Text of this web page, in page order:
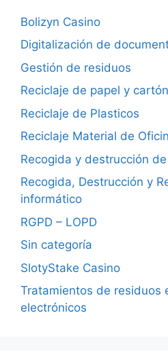
Bolizyn Casino
Digitalización de
Gestión de residuos
Reciclaje de papel y cartón
Reciclaje de Plasticos
Reciclaje Material de
Recogida y destrucción
Recogida, Destrucción y
informático
RGPD – LOPD
Sin categoría
SlotyStake Casino
Tratamientos de residuos
electrónicos